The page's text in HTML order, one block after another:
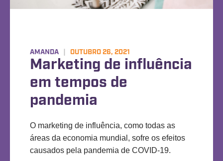
AMANDA OUTUBRO 26, 2021
Marketing de influência
em tempos de
pandemia
O marketing de influência, como todas as
áreas da economia mundial, sofre os efeitos
causados pela pandemia de COVID-19.